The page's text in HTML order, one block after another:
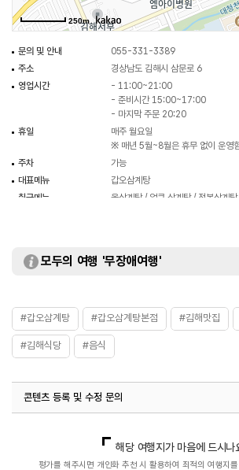
250m
문의 및 안내
055-331-3389
주소
경상남도 김해시 삼문로 6
영업시간
- 11:00~21:00
- 준비시간 15:00~17:00
- 마지막 주문 20:20
휴일
매주 월요일
※ 매년 5월~8월은 휴무 없이 운영
주차
가능
대표메뉴
갑오삼계탕
취급메뉴
옻삼계탕 / 얼큰 삼계탕 / 전복삼계
모두의 여행 '무장애여행'
#갑오삼계탕 #갑오삼계탕본점 #김해맛집
#김해식당 #음식
콘텐츠 등록 및 수정 문의
해당 여행지가 마음에 드시나
평가를 해주시면 개인화 추천 시 활용하여 최적의 여행지